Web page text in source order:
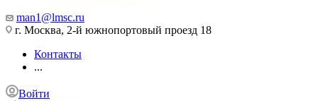
man1@lmsc.ru
г. Москва, 2-й южнопортовый проезд 18
Контакты
...
Войти